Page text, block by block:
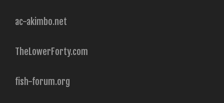
ac-akimbo.net
TheLowerForty.com
fish-forum.org